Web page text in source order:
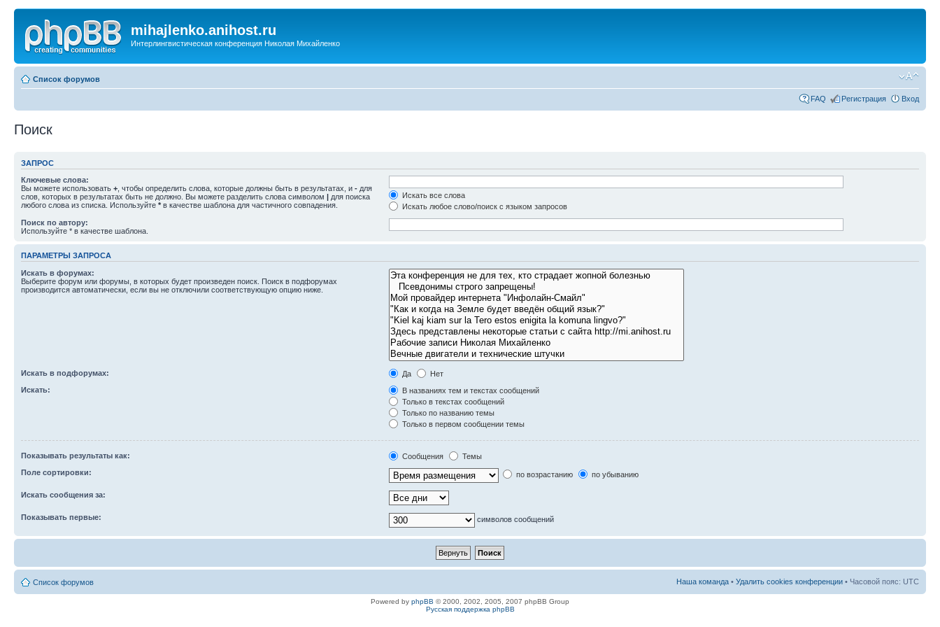
mihajlenko.anihost.ru
Интерлингвистическая конференция Николая Михайленко
Список форумов
FAQ Регистрация Вход
Поиск
ЗАПРОС
Ключевые слова:
Вы можете использовать + , чтобы определить слова, которые должны быть в результатах, и - для
слов, которых в результатах быть не должно. Вы можете разделить слова символом | для поиска
любого слова из списка. Используйте * в качестве шаблона для частичного совпадения.
Искать все слова
Искать любое слово/поиск с языком запросов
Поиск по автору:
Используйте * в качестве шаблона.
ПАРАМЕТРЫ ЗАПРОСА
Искать в форумах:
Выберите форум или форумы, в которых будет произведен поиск. Поиск в подфорумах
производится автоматически, если вы не отключили соответствующую опцию ниже.
Искать в подфорумах: Да
Нет
Искать:
В названиях тем и текстах сообщений
Только в текстах сообщений
Только по названию темы
Только в первом сообщении темы
Показывать результаты как: Сообщения
Темы
Поле сортировки:
по возрастанию по убыванию
Искать сообщения за:
Показывать первые: символов сообщений
Список форумов Наша команда • Удалить cookies конференции • Часовой пояс: UTC
Powered by phpBB © 2000, 2002, 2005, 2007 phpBB Group
Русская поддержка phpBB